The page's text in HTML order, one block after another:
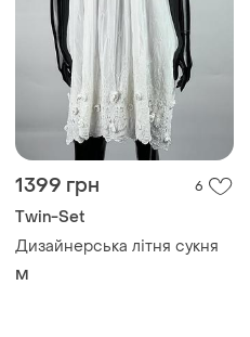
1399 грн 6
Twin-Set
Дизайнерська літня сукня
M